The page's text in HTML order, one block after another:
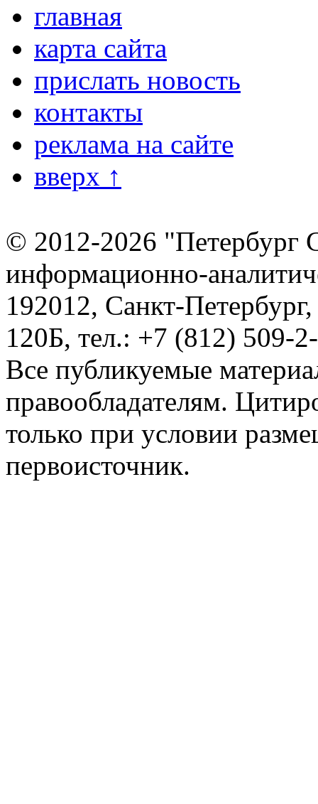
главная
карта сайта
прислать новость
контакты
реклама на сайте
вверх ↑
© 2012-2026 "Петербург
информационно-
192012, Санкт-
120Б, тел.: +7 (812) 509-
Все публикуемые
правообладателям.
только при условии
первоисточник.